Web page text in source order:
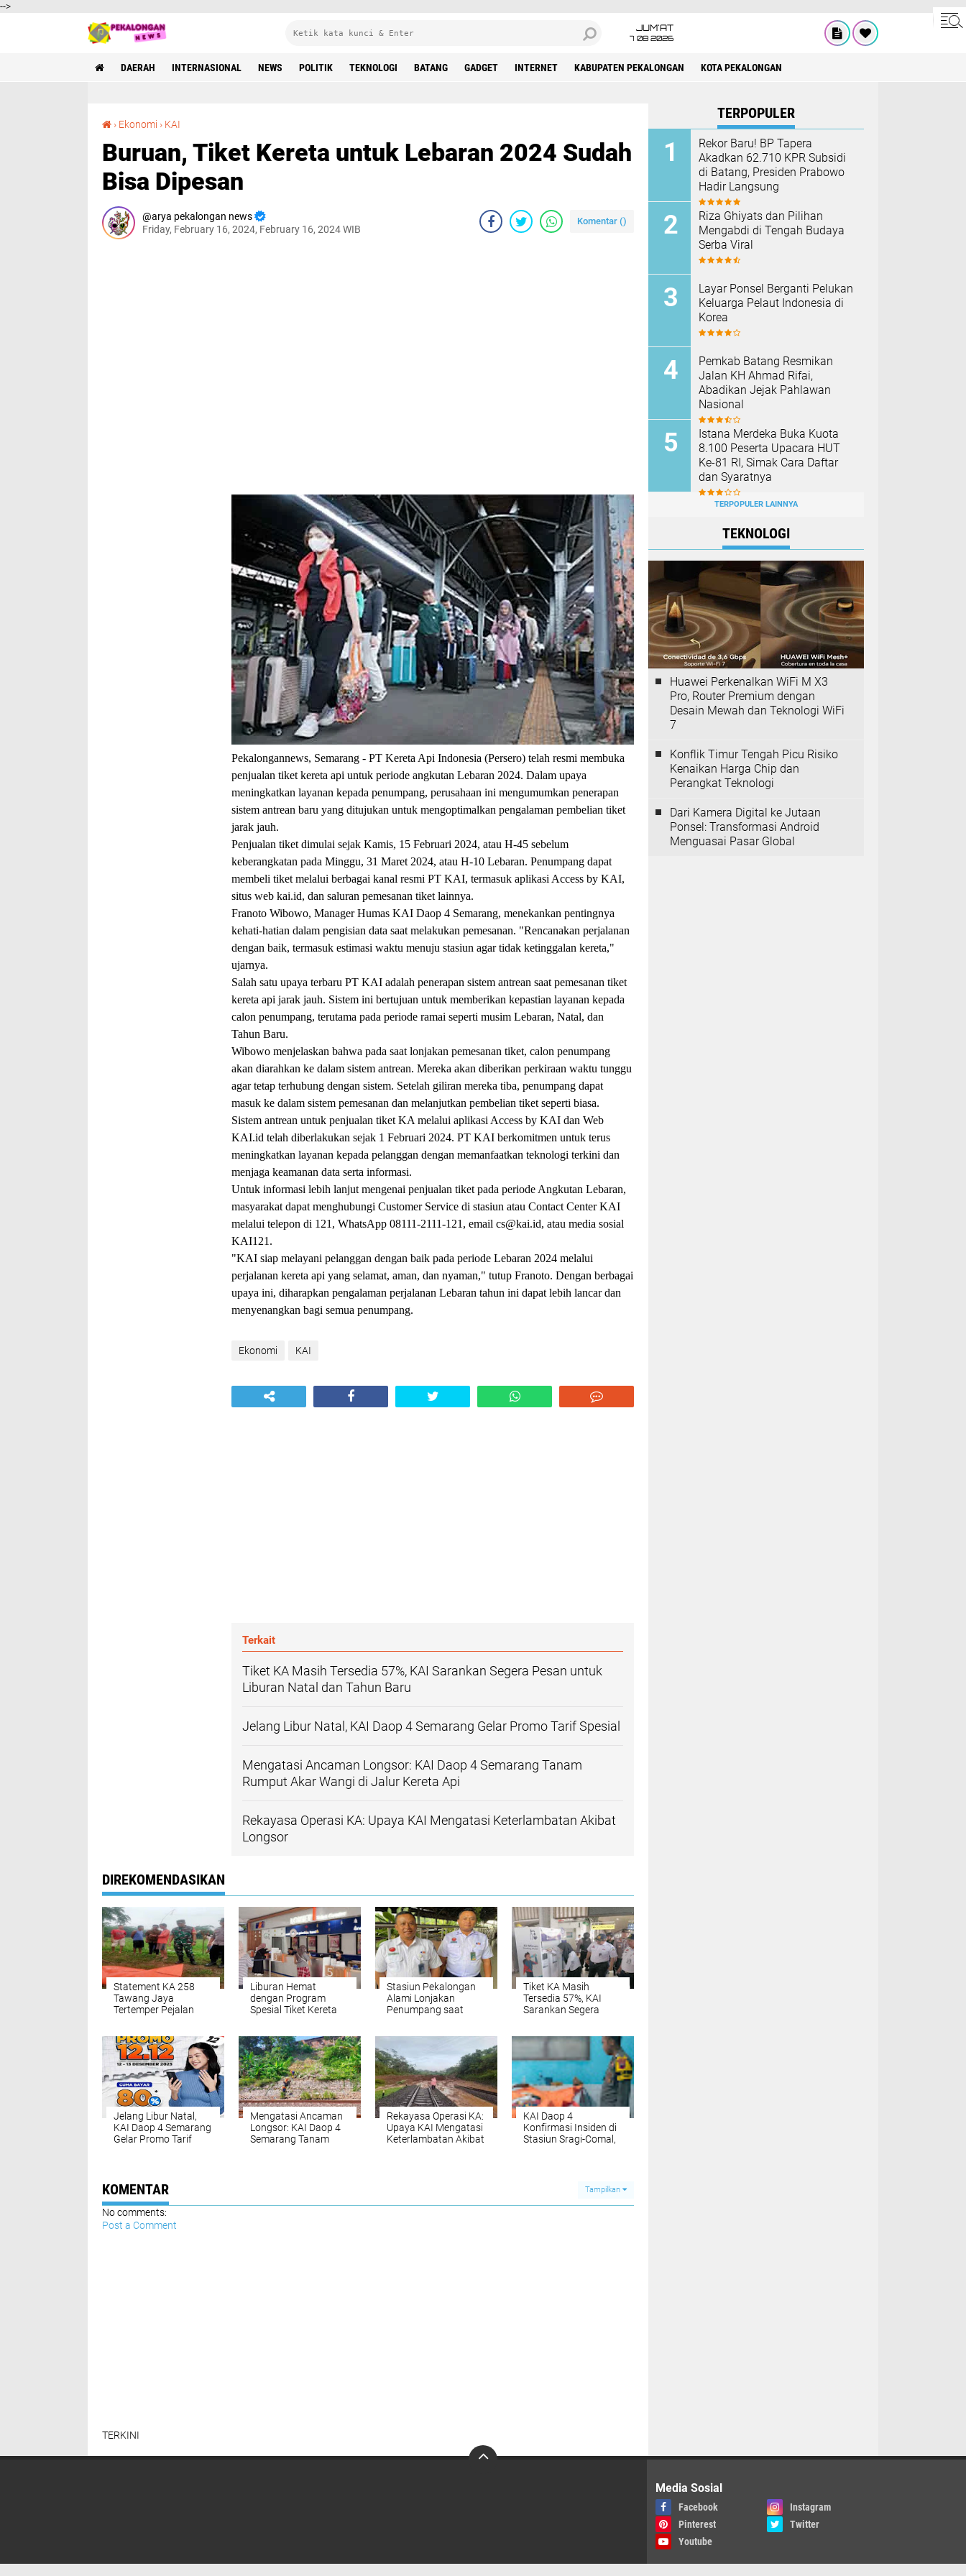
-->
JUM'AT
7 08 2026
DAERAH INTERNASIONAL NEWS POLITIK TEKNOLOGI BATANG GADGET INTERNET KABUPATEN PEKALONGAN KOTA PEKALONGAN
› Ekonomi › KAI
Buruan, Tiket Kereta untuk Lebaran 2024 Sudah
Bisa Dipesan
arya pekalongan news
Friday, February 16, 2024, February 16, 2024 WIB
Komentar ()
Pekalongannews, Semarang - PT Kereta Api Indonesia (Persero) telah resmi membuka
penjualan tiket kereta api untuk periode angkutan Lebaran 2024. Dalam upaya
meningkatkan layanan kepada penumpang, perusahaan ini mengumumkan penerapan
sistem antrean baru yang ditujukan untuk mengoptimalkan pengalaman pembelian tiket
jarak jauh.
Penjualan tiket dimulai sejak Kamis, 15 Februari 2024, atau H-45 sebelum
keberangkatan pada Minggu, 31 Maret 2024, atau H-10 Lebaran. Penumpang dapat
membeli tiket melalui berbagai kanal resmi PT KAI, termasuk aplikasi Access by KAI,
situs web kai.id, dan saluran pemesanan tiket lainnya.
Franoto Wibowo, Manager Humas KAI Daop 4 Semarang, menekankan pentingnya
kehati-hatian dalam pengisian data saat melakukan pemesanan. "Rencanakan perjalanan
dengan baik, termasuk estimasi waktu menuju stasiun agar tidak ketinggalan kereta,"
ujarnya.
Salah satu upaya terbaru PT KAI adalah penerapan sistem antrean saat pemesanan tiket
kereta api jarak jauh. Sistem ini bertujuan untuk memberikan kepastian layanan kepada
calon penumpang, terutama pada periode ramai seperti musim Lebaran, Natal, dan
Tahun Baru.
Wibowo menjelaskan bahwa pada saat lonjakan pemesanan tiket, calon penumpang
akan diarahkan ke dalam sistem antrean. Mereka akan diberikan perkiraan waktu tunggu
agar tetap terhubung dengan sistem. Setelah giliran mereka tiba, penumpang dapat
masuk ke dalam sistem pemesanan dan melanjutkan pembelian tiket seperti biasa.
Sistem antrean untuk penjualan tiket KA melalui aplikasi Access by KAI dan Web
KAI.id telah diberlakukan sejak 1 Februari 2024. PT KAI berkomitmen untuk terus
meningkatkan layanan kepada pelanggan dengan memanfaatkan teknologi terkini dan
menjaga keamanan data serta informasi.
Untuk informasi lebih lanjut mengenai penjualan tiket pada periode Angkutan Lebaran,
masyarakat dapat menghubungi Customer Service di stasiun atau Contact Center KAI
melalui telepon di 121, WhatsApp 08111-2111-121, email cs@kai.id, atau media sosial
KAI121.
"KAI siap melayani pelanggan dengan baik pada periode Lebaran 2024 melalui
perjalanan kereta api yang selamat, aman, dan nyaman," tutup Franoto. Dengan berbagai
upaya ini, diharapkan pengalaman perjalanan Lebaran tahun ini dapat lebih lancar dan
menyenangkan bagi semua penumpang.
Ekonomi KAI
Terkait
Tiket KA Masih Tersedia 57%, KAI Sarankan Segera Pesan untuk
Liburan Natal dan Tahun Baru
Jelang Libur Natal, KAI Daop 4 Semarang Gelar Promo Tarif Spesial
Mengatasi Ancaman Longsor: KAI Daop 4 Semarang Tanam
Rumput Akar Wangi di Jalur Kereta Api
Rekayasa Operasi KA: Upaya KAI Mengatasi Keterlambatan Akibat
Longsor
DIREKOMENDASIKAN
Statement KA 258
Tawang Jaya
Tertemper Pejalan
Liburan Hemat
dengan Program
Spesial Tiket Kereta
Stasiun Pekalongan
Alami Lonjakan
Penumpang saat
Tiket KA Masih
Tersedia 57%, KAI
Sarankan Segera
Jelang Libur Natal,
KAI Daop 4 Semarang
Gelar Promo Tarif
Mengatasi Ancaman
Longsor: KAI Daop 4
Semarang Tanam
Rekayasa Operasi KA:
Upaya KAI Mengatasi
Keterlambatan Akibat
KAI Daop 4
Konfirmasi Insiden di
Stasiun Sragi-Comal,
KOMENTAR Tampilkan
No comments:
Post a Comment
TERKINI
TERPOPULER
Rekor Baru! BP Tapera
Akadkan 62.710 KPR Subsidi
di Batang, Presiden Prabowo
Hadir Langsung
Riza Ghiyats dan Pilihan
Mengabdi di Tengah Budaya
Serba Viral
Layar Ponsel Berganti Pelukan
Keluarga Pelaut Indonesia di
Korea
Pemkab Batang Resmikan
Jalan KH Ahmad Rifai,
Abadikan Jejak Pahlawan
Nasional
Istana Merdeka Buka Kuota
8.100 Peserta Upacara HUT
Ke-81 RI, Simak Cara Daftar
dan Syaratnya
TERPOPULER LAINNYA
TEKNOLOGI
Huawei Perkenalkan WiFi M X3
Pro, Router Premium dengan
Desain Mewah dan Teknologi WiFi
7
Konflik Timur Tengah Picu Risiko
Kenaikan Harga Chip dan
Perangkat Teknologi
Dari Kamera Digital ke Jutaan
Ponsel: Transformasi Android
Menguasai Pasar Global
Media Sosial
Facebook
Instagram
Pinterest
Twitter
Youtube